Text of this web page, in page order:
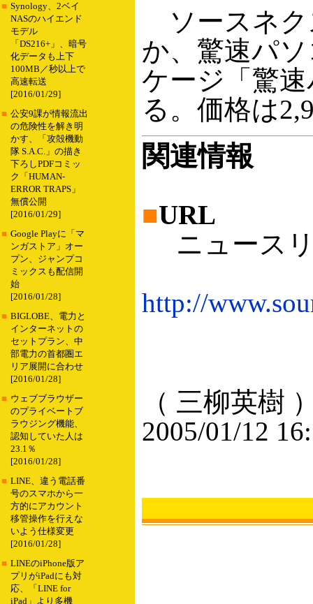
■ Synology、2ベイ
NASのハイエンド
モデル
「DS216+」、暗号
化データも上下
100MB／秒以上で
高速転送
[2016/01/29]
■ 公安9課が情報流出
の危険性を解き明
かす、「攻殻機動
隊 S.A.C.」の描き
下ろしPDFコミッ
ク「HUMAN-
ERROR TRAPS」
無償公開
[2016/01/29]
■ Google Playに「マ
ンガストア」オー
プン、ジャンプコ
ミックスも配信開
始
[2016/01/28]
■ BIGLOBE、電力と
インターネットの
セットプラン、中
部電力の首都圏エ
リア展開に合わせ
[2016/01/28]
■ ウェブブラウザー
のプライベートブ
ラウジング機能、
認知していた人は
23.1％
[2016/01/28]
■ LINE、違う電話番
号のスマホから一
方的にアカウント
移管操作を行えな
いよう仕様変更
[2016/01/28]
■ LINEのiPhone版ア
プリがiPadにも対
応、「LINE for
iPad」より多機
ソースネク
か、驚速パ
ケージ「驚
る。価格は
関連情報
■URL
ニュース
http://
（ 三柳英樹
2005/01/12